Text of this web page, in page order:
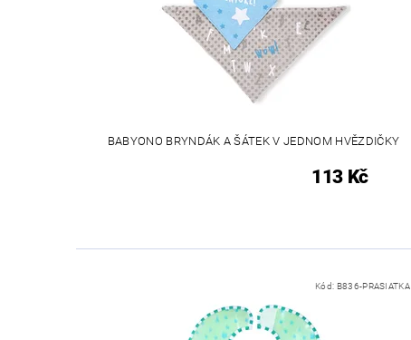
BABYONO BRYNDÁK A ŠÁTEK V JEDNOM HVĚZDIČKY
113 Kč
Kód: B836-PRASIATKA